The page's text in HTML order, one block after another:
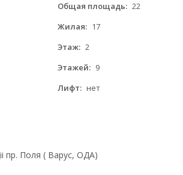
Общая площадь: 22
Жилая: 17
Этаж: 2
Этажей: 9
Лифт: нет
пр. Поля ( Варус, ОДА)